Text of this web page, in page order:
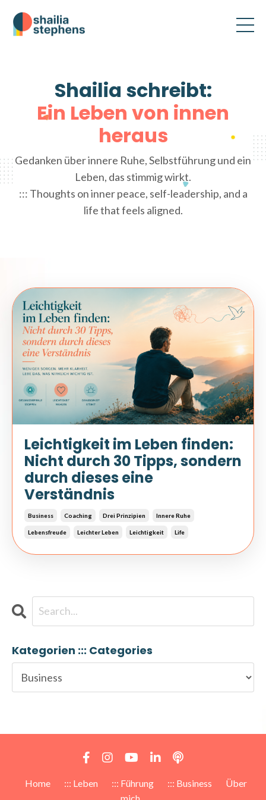
Shailia schreibt:
Ein Leben von innen
heraus
Gedanken über innere Ruhe, Selbstführung und ein
Leben, das stimmig wirkt.
::: Thoughts on inner peace, self-leadership, and a
life that feels aligned.
Leichtigkeit im Leben finden:
Nicht durch 30 Tipps, sondern
durch dieses eine
Verständnis
Business Coaching Drei Prinzipien Innere Ruhe
Lebensfreude Leichter Leben Leichtigkeit Life
Kategorien ::: Categories
Home ::: Leben ::: Führung ::: Business
Über
mich